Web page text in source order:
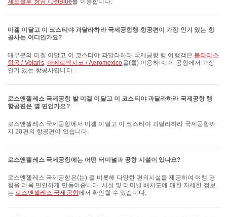
제트블루 항공 / JetBlue를 이용합니다.
미겔 이달고 이 코스티야 과달라하라 국제공항행 항공편이 가장 인기 있는 항
공사는 어디인가요?
대부분의 미겔 이달고 이 코스티야 과달라하라 국제공항 행 여행객은 볼라리스
항공 / Volaris, 아에로멕시코 / Aeromexico을(를) 이용하며, 이 공항에서 가장
인기 있는 항공사입니다.
로스앤젤레스 국제공항 발 미겔 이달고 이 코스티야 과달라하라 국제공항 행
항공편은 몇 편인가요?
로스앤젤레스 국제공항에서 미겔 이달고 이 코스티야 과달라하라 국제공항까
지 20편의 항공편이 있습니다.
로스앤젤레스 국제공항에는 어떤 터미널과 공항 시설이 있나요?
로스앤젤레스 국제공항은(는) 을 비롯해 다양한 편의시설을 제공하여 여행 경
험을 더욱 편안하게 만들어줍니다. 시설 및 터미널 배치도에 대한 자세한 정보
는 로스앤젤레스 국제공항에서 확인할 수 있습니다.